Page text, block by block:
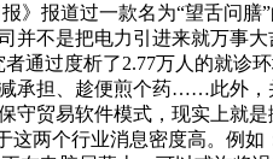
报道过一款名为“望舌问
不是把电力引进来就万事
通过度析了2.77万人的就
担、趁便煎个药……此外
贸易软件模式，现实上就
两个行业消息密度高。例